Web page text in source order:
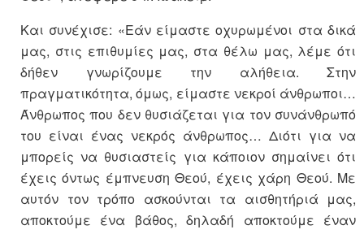
Και συνέχισε: «Εάν είμαστε οχυρωμένοι στα δικά
μας, στις επιθυμίες μας, στα θέλω μας, λέμε ότι
δήθεν γνωρίζουμε την αλήθεια. Στην
πραγματικότητα, όμως, είμαστε νεκροί άνθρωποι…
Άνθρωπος που δεν θυσιάζεται για τον συνάνθρωπό
του είναι ένας νεκρός άνθρωπος… Διότι για να
μπορείς να θυσιαστείς για κάποιον σημαίνει ότι
έχεις όντως έμπνευση Θεού, έχεις χάρη Θεού. Με
αυτόν τον τρόπο ασκούνται τα αισθητήριά μας,
αποκτούμε ένα βάθος, δηλαδή αποκτούμε έναν